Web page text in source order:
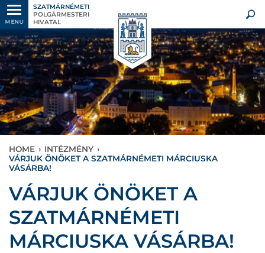
MENU
SZATMÁRNÉMETI
POLGÁRMESTERI
HIVATAL
HOME › INTÉZMÉNY ›
VÁRJUK ÖNÖKET A SZATMÁRNÉMETI MÁRCIUSKA
VÁSÁRBA!
VÁRJUK ÖNÖKET A
SZATMÁRNÉMETI
MÁRCIUSKA VÁSÁRBA!